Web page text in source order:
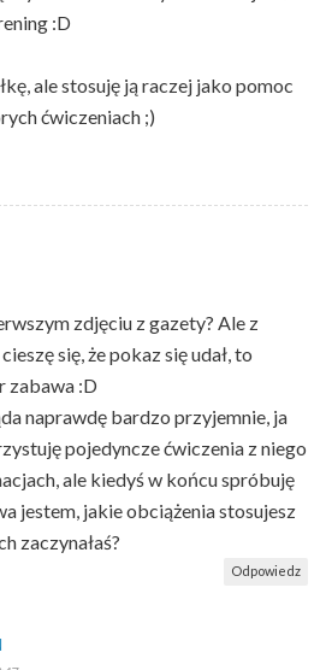
:D
ale stosuję ją raczej jako pomoc
ćwiczeniach ;)
zdjęciu z gazety? Ale z
się, że pokaz się udał, to
zabawa :D
naprawdę bardzo przyjemnie, ja
pojedyncze ćwiczenia z niego
ale kiedyś w końcu spróbuję
jestem, jakie obciążenia stosujesz
zaczynałaś?
Odpowiedz